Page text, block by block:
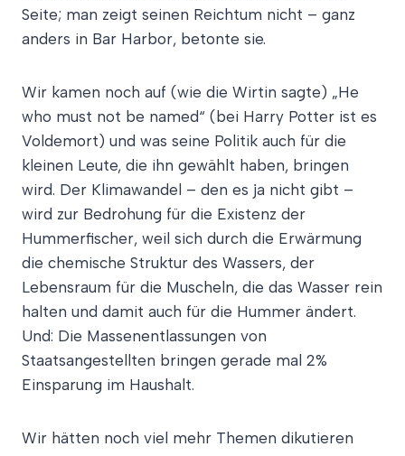
Seite; man zeigt seinen Reichtum nicht – ganz
anders in Bar Harbor, betonte sie.
Wir kamen noch auf (wie die Wirtin sagte) „He
who must not be named“ (bei Harry Potter ist es
Voldemort) und was seine Politik auch für die
kleinen Leute, die ihn gewählt haben, bringen
wird. Der Klimawandel – den es ja nicht gibt –
wird zur Bedrohung für die Existenz der
Hummerfischer, weil sich durch die Erwärmung
die chemische Struktur des Wassers, der
Lebensraum für die Muscheln, die das Wasser rein
halten und damit auch für die Hummer ändert.
Und: Die Massenentlassungen von
Staatsangestellten bringen gerade mal 2%
Einsparung im Haushalt.
Wir hätten noch viel mehr Themen dikutieren